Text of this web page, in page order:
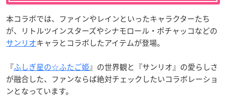
本コラボでは、ファインやレインといったキャラクターたち
が、リトルツインスターズやシナモロール・ポチャッコなどの
サンリオキャラとコラボしたアイテムが登場。
『ふしぎ星の☆ふたご姫』の世界観と『サンリオ』の愛らしさ
が融合した、ファンならば絶対チェックしたいコラボレーショ
ンとなっています。